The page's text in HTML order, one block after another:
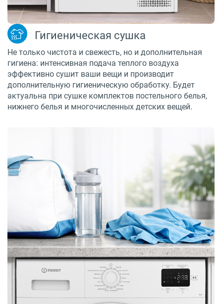
Гигиеническая сушка
Не только чистота и свежесть, но и дополнительная
гигиена: интенсивная подача теплого воздуха
эффективно сушит ваши вещи и производит
дополнительную гигиеническую обработку. Будет
актуальна при сушке комплектов постельного белья,
нижнего белья и многочисленных детских вещей.